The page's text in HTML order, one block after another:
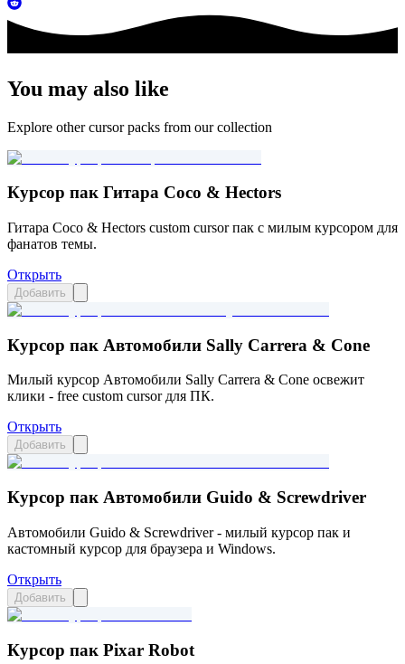
You may also like
Explore other cursor packs from our collection
Курсор пак Гитара Coco & Hectors
Гитара Coco & Hectors custom cursor пак с милым курсором для
фанатов темы.
Открыть
Добавить
Курсор пак Автомобили Sally Carrera & Cone
Милый курсор Автомобили Sally Carrera & Cone освежит
клики - free custom cursor для ПК.
Открыть
Добавить
Курсор пак Автомобили Guido & Screwdriver
Автомобили Guido & Screwdriver - милый курсор пак и
кастомный курсор для браузера и Windows.
Открыть
Добавить
Курсор пак Pixar Robot